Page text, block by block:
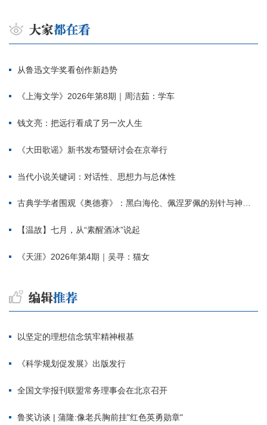
从鲁迅文学奖看创作新趋势
《上海文学》2026年第8期｜周洁茹：学车
钱文亮：把远行看成了另一次人生
《大田歌谣》新书发布暨研讨会在京举行
当代小说关键词：对话性、思想力与总体性
古典学学者围观《奥德赛》：黑白海伦、佩涅罗佩的别针与神秘入侵者
【温故】七月，从“素醒酒冰”说起
《天涯》2026年第4期｜吴寻：猫女
以坚定的理想信念筑牢精神根基
《科学规划促发展》出版发行
全国文学报刊联盟常务理事会在北京召开
鲁奖访谈 | 蒲隆:像老兵胸前挂"红色英勇勋章"